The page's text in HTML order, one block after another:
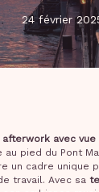
24 février
afterwork avec vue
au pied du Pont
un cadre unique
travail. Avec sa